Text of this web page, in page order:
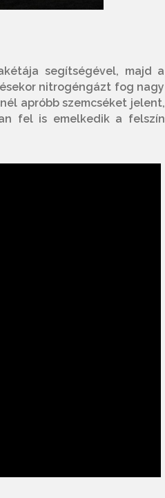
segítségével, majd a
nitrogéngázt fog nagy
apróbb szemcséket jelent,
fel is emelkedik a felszín